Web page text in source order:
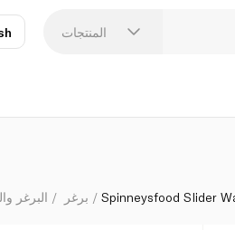
المنتجات
البرغر برغر Spinneysfood Slider